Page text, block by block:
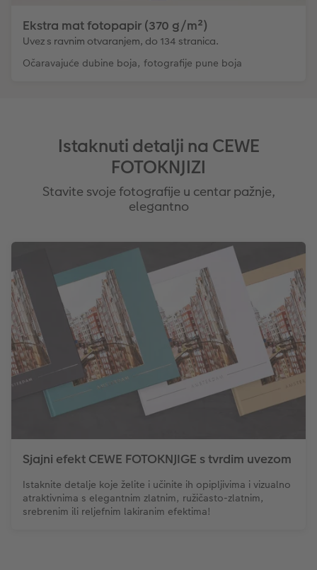
Ekstra mat fotopapir (370 g/m²)
Uvez s ravnim otvaranjem, do 134 stranica.
Očaravajuće dubine boja, fotografije pune boja
Istaknuti detalji na CEWE
FOTOKNJIZI
Stavite svoje fotografije u centar pažnje,
elegantno
Sjajni efekt CEWE FOTOKNJIGE s tvrdim uvezom
Istaknite detalje koje želite i učinite ih opipljivima i vizualno
atraktivnima s elegantnim zlatnim, ružičasto-zlatnim,
srebrenim ili reljefnim lakiranim efektima!